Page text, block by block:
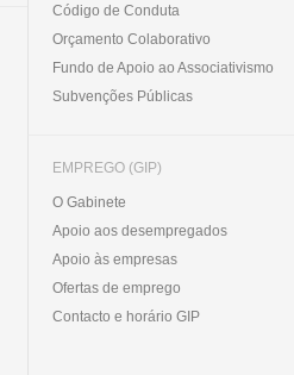
Código de Conduta
Orçamento Colaborativo
Fundo de Apoio ao Associativismo
Subvenções Públicas
EMPREGO (GIP)
O Gabinete
Apoio aos desempregados
Apoio às empresas
Ofertas de emprego
Contacto e horário GIP